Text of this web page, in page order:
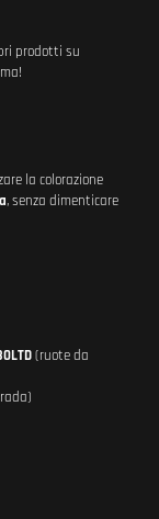
prodotti su
la colorazione
, senza dimenticare
(ruote da